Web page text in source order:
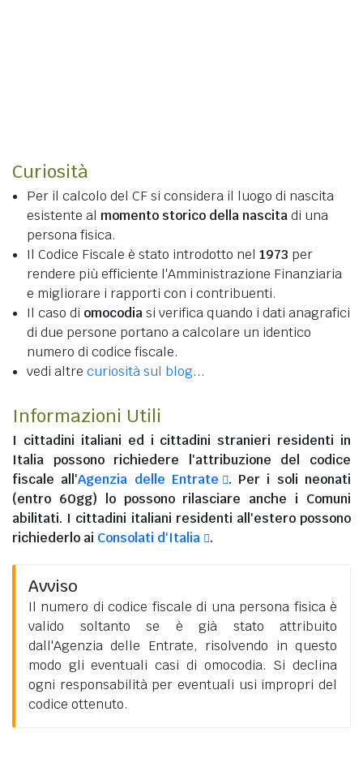
Curiosità
Per il calcolo del CF si considera il luogo di nascita
esistente al momento storico della nascitadi una
persona fisica.
Il Codice Fiscale è stato introdotto nel 1973 per
rendere più efficiente l'Amministrazione Finanziaria
e migliorare i rapporti con i contribuenti.
Il caso di omocodiasi verifica quando i dati anagrafici
di due persone portano a calcolare un identico
numero di codice fiscale.
vedi altre curiosità sul blog...
Informazioni Utili
I cittadini italiani ed i cittadini stranieri residenti in
Italia possono richiedere l'attribuzione del codice
fiscale all'Agenzia delle Entrate
. Per i soli neonati
(entro 60gg) lo possono rilasciare anche i Comuni
abilitati. I cittadini italiani residenti all'esteropossono
richiederlo ai Consolati d'Italia .
Avviso
Il numero di codice fiscale di una persona fisica è
valido soltanto se è già stato attribuito
dall'Agenzia delle Entrate, risolvendo in questo
modo gli eventuali casi di omocodia. Si declina
ogni responsabilità per eventuali usi impropri del
codice ottenuto.